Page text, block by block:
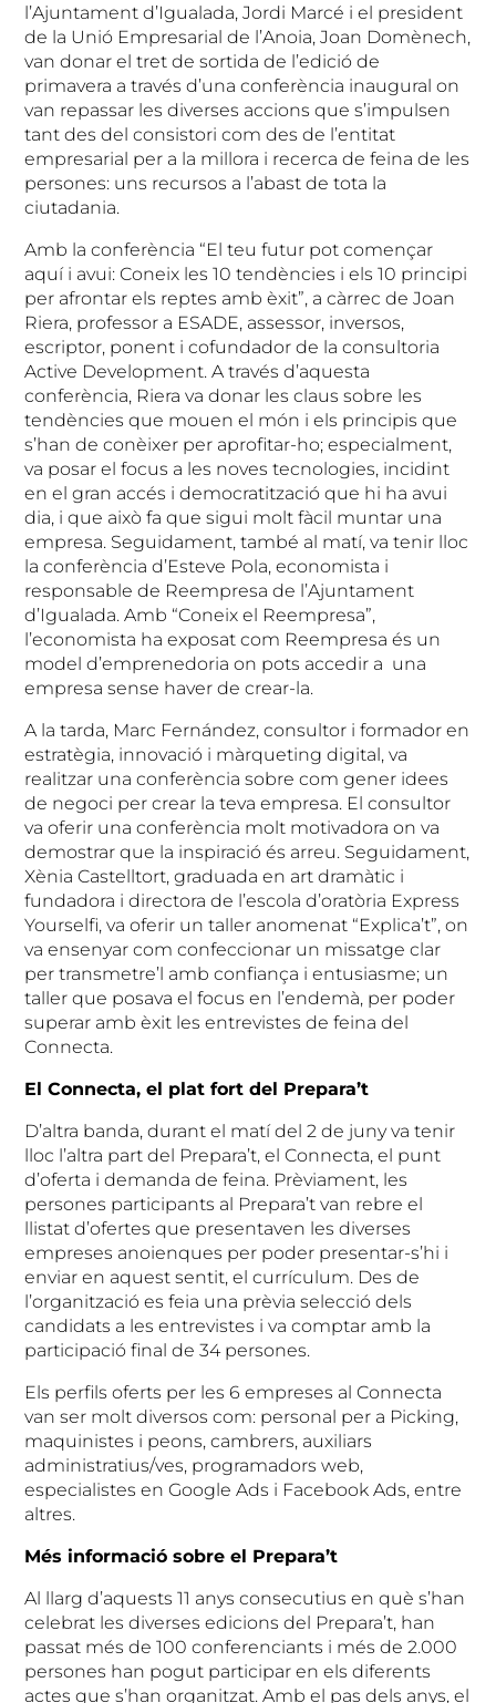
l’Ajuntament d’Igualada, Jordi Marcé i el president
de la Unió Empresarial de l’Anoia, Joan Domènech,
van donar el tret de sortida de l’edició de
primavera a través d’una conferència inaugural on
van repassar les diverses accions que s’impulsen
tant des del consistori com des de l’entitat
empresarial per a la millora i recerca de feina de les
persones: uns recursos a l’abast de tota la
ciutadania.
Amb la conferència “El teu futur pot començar
aquí i avui: Coneix les 10 tendències i els 10 principi
per afrontar els reptes amb èxit”, a càrrec de Joan
Riera, professor a ESADE, assessor, inversos,
escriptor, ponent i cofundador de la consultoria
Active Development. A través d’aquesta
conferència, Riera va donar les claus sobre les
tendències que mouen el món i els principis que
s’han de conèixer per aprofitar-ho; especialment,
va posar el focus a les noves tecnologies, incidint
en el gran accés i democratització que hi ha avui
dia, i que això fa que sigui molt fàcil muntar una
empresa. Seguidament, també al matí, va tenir lloc
la conferència d’Esteve Pola, economista i
responsable de Reempresa de l’Ajuntament
d’Igualada. Amb “Coneix el Reempresa”,
l’economista ha exposat com Reempresa és un
model d’emprenedoria on pots accedir a una
empresa sense haver de crear-la.
A la tarda, Marc Fernández, consultor i formador en
estratègia, innovació i màrqueting digital, va
realitzar una conferència sobre com gener idees
de negoci per crear la teva empresa. El consultor
va oferir una conferència molt motivadora on va
demostrar que la inspiració és arreu. Seguidament,
Xènia Castelltort, graduada en art dramàtic i
fundadora i directora de l’escola d’oratòria Express
Yourselfi, va oferir un taller anomenat “Explica’t”, on
va ensenyar com confeccionar un missatge clar
per transmetre’l amb confiança i entusiasme; un
taller que posava el focus en l’endemà, per poder
superar amb èxit les entrevistes de feina del
Connecta.
El Connecta, el plat fort del Prepara’t
D’altra banda, durant el matí del 2 de juny va tenir
lloc l’altra part del Prepara’t, el Connecta, el punt
d’oferta i demanda de feina. Prèviament, les
persones participants al Prepara’t van rebre el
llistat d’ofertes que presentaven les diverses
empreses anoienques per poder presentar-s’hi i
enviar en aquest sentit, el currículum. Des de
l’organització es feia una prèvia selecció dels
candidats a les entrevistes i va comptar amb la
participació final de 34 persones.
Els perfils oferts per les 6 empreses al Connecta
van ser molt diversos com: personal per a Picking,
maquinistes i peons, cambrers, auxiliars
administratius/ves, programadors web,
especialistes en Google Ads i Facebook Ads, entre
altres.
Més informació sobre el Prepara’t
Al llarg d’aquests 11 anys consecutius en què s’han
celebrat les diverses edicions del Prepara’t, han
passat més de 100 conferenciants i més de 2.000
persones han pogut participar en els diferents
actes que s’han organitzat. Amb el pas dels anys, el